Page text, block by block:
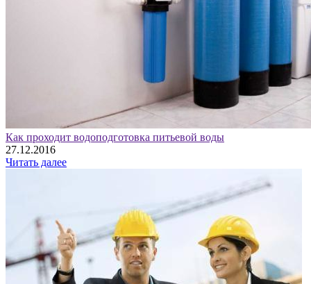
Как проходит водоподготовка питьевой воды
27.12.2016
Читать далее